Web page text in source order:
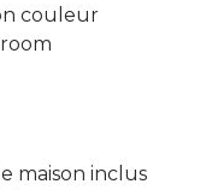
couleur
maison inclus